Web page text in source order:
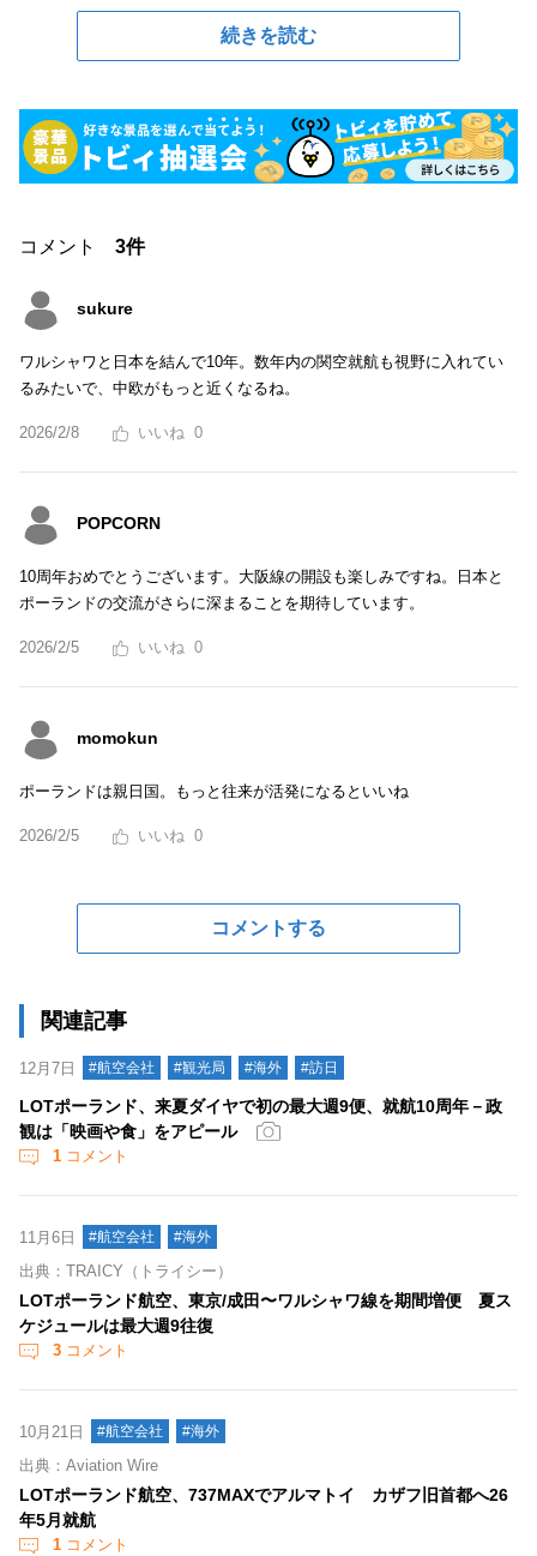
続きを読む
コメント 3件
sukure
ワルシャワと日本を結んで10年。数年内の関空就航も視野に入れてい
るみたいで、中欧がもっと近くなるね。
2026/2/8 0
POPCORN
10周年おめでとうございます。大阪線の開設も楽しみですね。日本と
ポーランドの交流がさらに深まることを期待しています。
2026/2/5 0
momokun
ポーランドは親日国。もっと往来が活発になるといいね
2026/2/5 0
コメントする
関連記事
12月7日 #航空会社 #観光局 #海外 #訪日
LOTポーランド、来夏ダイヤで初の最大週9便、就航10周年－政
観は「映画や食」をアピール
1 コメント
11月6日 #航空会社 #海外
出典：TRAICY（トライシー）
LOTポーランド航空、東京/成田〜ワルシャワ線を期間増便 夏ス
ケジュールは最大週9往復
3 コメント
10月21日 #航空会社 #海外
出典：Aviation Wire
LOTポーランド航空、737MAXでアルマトイ カザフ旧首都へ26
年5月就航
1 コメント